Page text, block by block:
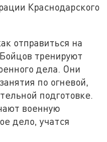
Краснодарского
отправиться на
тренируют
дела. Они
по огневой,
подготовке.
военную
дело, учатся